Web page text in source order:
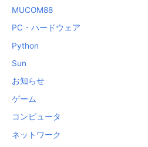
MUCOM88
PC・ハードウェア
Python
Sun
お知らせ
ゲーム
コンピュータ
ネットワーク